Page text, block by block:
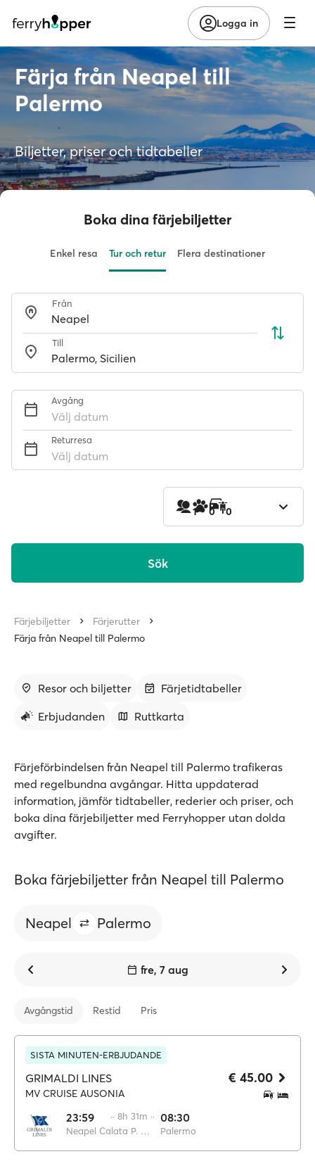
Logga in
Färja från Neapel till
Palermo
Biljetter, priser och tidtabeller
Boka dina färjebiljetter
Enkel resa Tur och retur Flera destinationer
Från
Till
Avgång
Välj datum
Returresa
Välj datum
1 0 0
Sök
Färjebiljetter
Färjerutter
Färja från Neapel till Palermo
Resor och biljetter
Färjetidtabeller
Erbjudanden
Ruttkarta
Färjeförbindelsen från Neapel till Palermo trafikeras
med regelbundna avgångar. Hitta uppdaterad
information, jämför tidtabeller, rederier och priser, och
boka dina färjebiljetter med Ferryhopper utan dolda
avgifter.
Boka färjebiljetter från Neapel till Palermo
Neapel Palermo
fre, 7 aug
Avgångstid Restid Pris
SISTA MINUTEN-ERBJUDANDE
GRIMALDI LINES
MV CRUISE AUSONIA
23:59
Neapel Calata P. di Massa
·· 8h 31m ·· 08:30
Palermo
€ 45.00